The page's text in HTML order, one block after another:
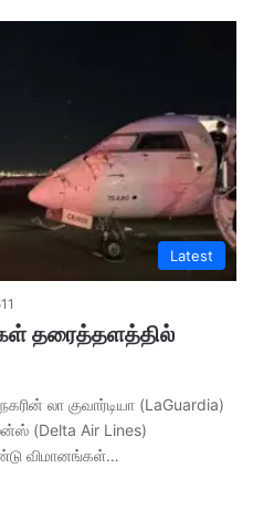
Latest
தரைத்தளத்தில்
லா குவார்டியா (LaGuardia)
(Delta Air Lines)
விமானங்கள்…